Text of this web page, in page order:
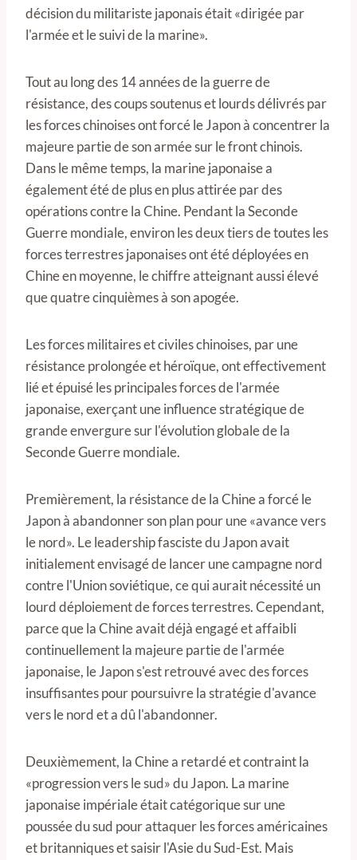
décision du militariste japonais était «dirigée par
l'armée et le suivi de la marine».
Tout au long des 14 années de la guerre de
résistance, des coups soutenus et lourds délivrés par
les forces chinoises ont forcé le Japon à concentrer la
majeure partie de son armée sur le front chinois.
Dans le même temps, la marine japonaise a
également été de plus en plus attirée par des
opérations contre la Chine. Pendant la Seconde
Guerre mondiale, environ les deux tiers de toutes les
forces terrestres japonaises ont été déployées en
Chine en moyenne, le chiffre atteignant aussi élevé
que quatre cinquièmes à son apogée.
Les forces militaires et civiles chinoises, par une
résistance prolongée et héroïque, ont effectivement
lié et épuisé les principales forces de l'armée
japonaise, exerçant une influence stratégique de
grande envergure sur l'évolution globale de la
Seconde Guerre mondiale.
Premièrement, la résistance de la Chine a forcé le
Japon à abandonner son plan pour une «avance vers
le nord». Le leadership fasciste du Japon avait
initialement envisagé de lancer une campagne nord
contre l'Union soviétique, ce qui aurait nécessité un
lourd déploiement de forces terrestres. Cependant,
parce que la Chine avait déjà engagé et affaibli
continuellement la majeure partie de l'armée
japonaise, le Japon s'est retrouvé avec des forces
insuffisantes pour poursuivre la stratégie d'avance
vers le nord et a dû l'abandonner.
Deuxièmement, la Chine a retardé et contraint la
«progression vers le sud» du Japon. La marine
japonaise impériale était catégorique sur une
poussée du sud pour attaquer les forces américaines
et britanniques et saisir l'Asie du Sud-Est. Mais